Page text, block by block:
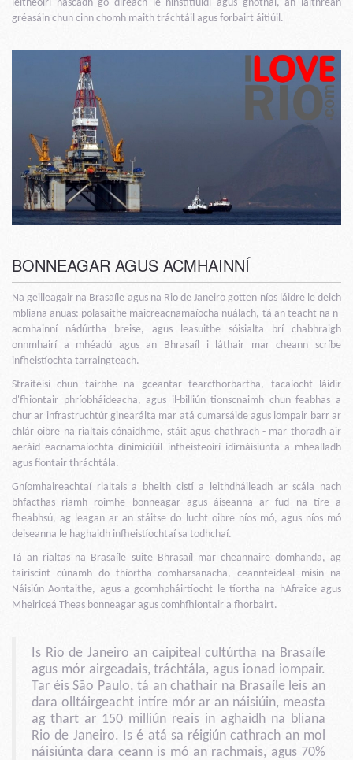
léitheoirí nascadh go díreach le hinstitiúidí agus gnóthaí, an láithreán
gréasáin chun cinn chomh maith tráchtáil agus forbairt áitiúil.
BONNEAGAR AGUS ACMHAINNÍ
Na geilleagair na Brasaíle agus na Rio de Janeiro gotten níos láidre le deich
mbliana anuas: polasaithe maicreacnamaíocha nuálach, tá an teacht na n-
acmhainní nádúrtha breise, agus leasuithe sóisialta brí chabhraigh
onnmhairí a mhéadú agus an Bhrasaíl i láthair mar cheann scríbe
infheistíochta tarraingteach.
Straitéisí chun tairbhe na gceantar tearcfhorbartha, tacaíocht láidir
d'fhiontair phríobháideacha, agus il-billiún tionscnaimh chun feabhas a
chur ar infrastruchtúr ginearálta mar atá cumarsáide agus iompair barr ar
chlár oibre na rialtais cónaidhme, stáit agus chathrach - mar thoradh air
aeráid eacnamaíochta dinimiciúil infheisteoirí idirnáisiúnta a mhealladh
agus fiontair thráchtála.
Gníomhaireachtaí rialtais a bheith cistí a leithdháileadh ar scála nach
bhfacthas riamh roimhe bonneagar agus áiseanna ar fud na tíre a
fheabhsú, ag leagan ar an stáitse do lucht oibre níos mó, agus níos mó
deiseanna le haghaidh infheistíochtaí sa todhchaí.
Tá an rialtas na Brasaíle suite Bhrasaíl mar cheannaire domhanda, ag
tairiscint cúnamh do thíortha comharsanacha, ceannteideal misin na
Náisiún Aontaithe, agus a gcomhpháirtíocht le tíortha na hAfraice agus
Mheiriceá Theas bonneagar agus comhfhiontair a fhorbairt.
Is Rio de Janeiro an caipiteal cultúrtha na Brasaíle
agus mór airgeadais, tráchtála, agus ionad iompair.
Tar éis São Paulo, tá an chathair na Brasaíle leis an
dara olltáirgeacht intíre mór ar an náisiúin, measta
ag thart ar 150 milliún reais in aghaidh na bliana
Rio de Janeiro. Is é atá sa réigiún cathrach an mol
náisiúnta dara ceann is mó an rachmais, agus 70%